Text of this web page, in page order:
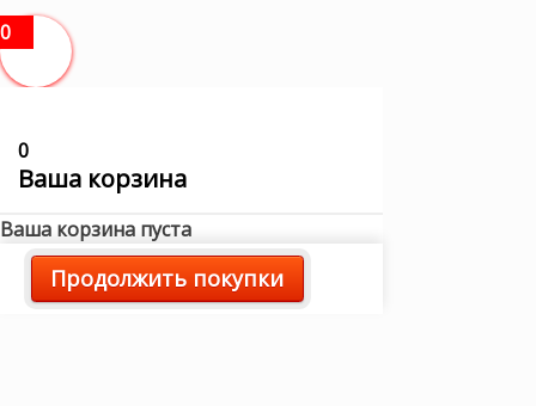
0
0
Ваша корзина
Ваша корзина пуста
Продолжить покупки